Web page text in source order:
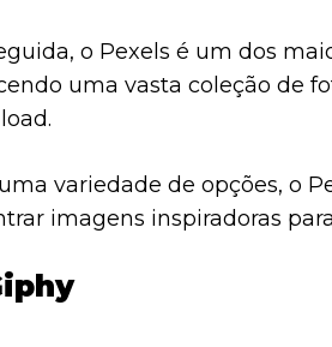
o Pexels é um dos
uma vasta coleção de
variedade de opções, o
imagens inspiradoras